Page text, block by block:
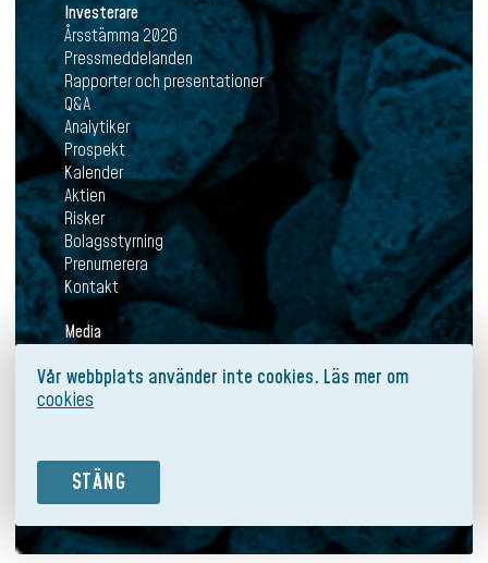
Investerare
Årsstämma 2026
Pressmeddelanden
Rapporter och presentationer
Q&A
Analytiker
Prospekt
Kalender
Aktien
Risker
Bolagsstyrning
Prenumerera
Kontakt
Media
Pressmeddelanden
Mediabank
Kontakt
Vår webbplats använder inte cookies. Läs mer om
cookies
STÄNG